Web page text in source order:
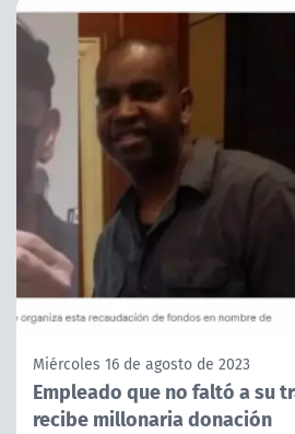
Miércoles 16 de agosto de 2023
Empleado que no faltó a su
recibe millonaria donación